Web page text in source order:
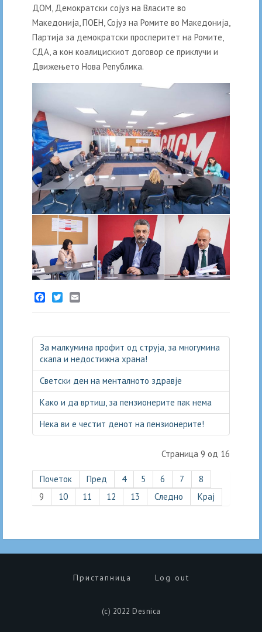
ДОМ, Демократски сојуз на Власите во
Македонија, ПОЕН, Сојуз на Ромите во Македонија,
Партија за демократски просперитет на Ромите,
СДА, а кон коалицискиот договор се приклучи и
Движењето Нова Република.
За малкумина профит од струја, за многумина
скапа и недостижна храна!
Светски ден на менталното здравје
Како и да вртиш, за пензионерите пак нема
Нека ви е честит денот на пензионерите!
Страница 9 од 16
Почеток Пред 4 5 6 7
8
9
10 11 12 13 Следно Крај
Пристапница Log out
(c) 2022 Desnica